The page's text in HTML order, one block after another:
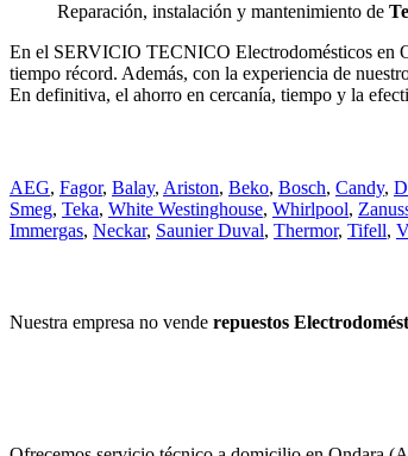
Reparación, instalación y mantenimiento de
En el SERVICIO TECNICO Electrodomésticos en
tiempo récord. Además, con la experiencia de
En definitiva, el ahorro en cercanía, tiempo y la
AEG, Fagor, Balay, Ariston, Beko, Bosch, Candy,
Smeg, Teka, White Westinghouse, Whirlpool,
Immergas, Neckar, Saunier Duval, Thermor, Tifell,
Nuestra empresa no vende repuestos